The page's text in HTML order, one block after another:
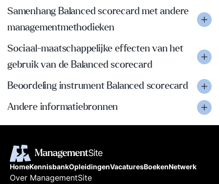
Samenhang Balanced scorecard met andere
managementmethodieken
Sociaal-maatschappelijke effecten van het
gebruik van de Balanced scorecard
Beoordeling instrument Balanced scorecard
Andere informatiebronnen
HomeKennisbankOpleidingenVacaturesBoekenNetwerk
Over ManagementSite